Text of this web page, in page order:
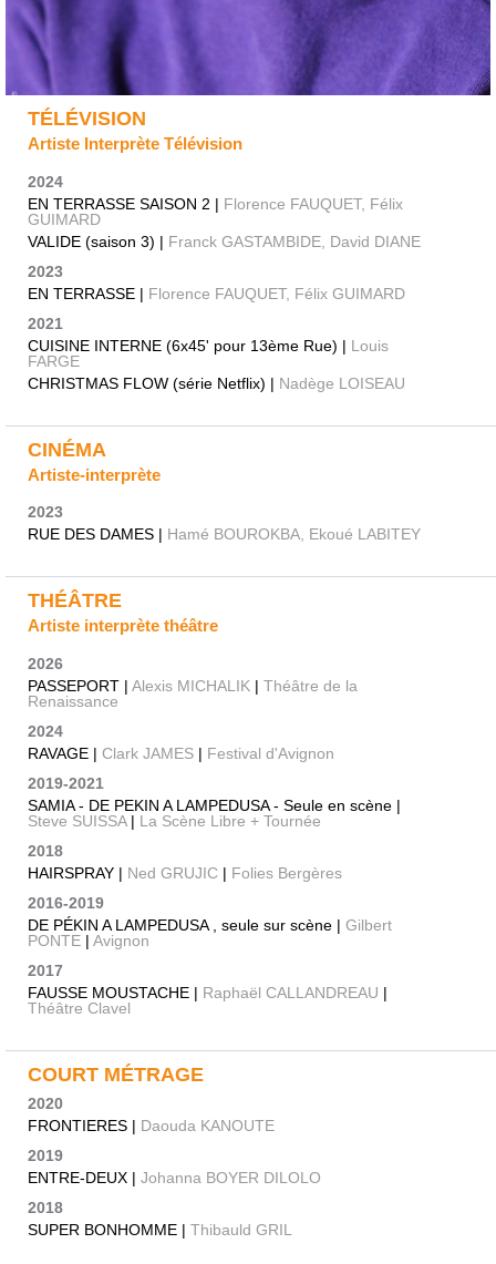
TÉLÉVISION
Artiste Interprète Télévision
2024
EN TERRASSE SAISON 2 | Florence FAUQUET, Félix
GUIMARD
VALIDE (saison 3) | Franck GASTAMBIDE, David DIANE
2023
EN TERRASSE | Florence FAUQUET, Félix GUIMARD
2021
CUISINE INTERNE (6x45' pour 13ème Rue) | Louis
FARGE
CHRISTMAS FLOW (série Netflix) | Nadège LOISEAU
CINÉMA
Artiste-interprète
2023
RUE DES DAMES | Hamé BOUROKBA, Ekoué LABITEY
THÉÂTRE
Artiste interprète théâtre
2026
PASSEPORT | Alexis MICHALIK | Théâtre de la
Renaissance
2024
RAVAGE | Clark JAMES | Festival d'Avignon
2019-2021
SAMIA - DE PEKIN A LAMPEDUSA - Seule en scène |
Steve SUISSA| La Scène Libre + Tournée
2018
HAIRSPRAY | Ned GRUJIC | Folies Bergères
2016-2019
DE PÉKIN A LAMPEDUSA , seule sur scène | Gilbert
PONTE | Avignon
2017
FAUSSE MOUSTACHE | Raphaël CALLANDREAU |
Théâtre Clavel
COURT MÉTRAGE
2020
FRONTIERES | Daouda KANOUTE
2019
ENTRE-DEUX | Johanna BOYER DILOLO
2018
SUPER BONHOMME | Thibauld GRIL